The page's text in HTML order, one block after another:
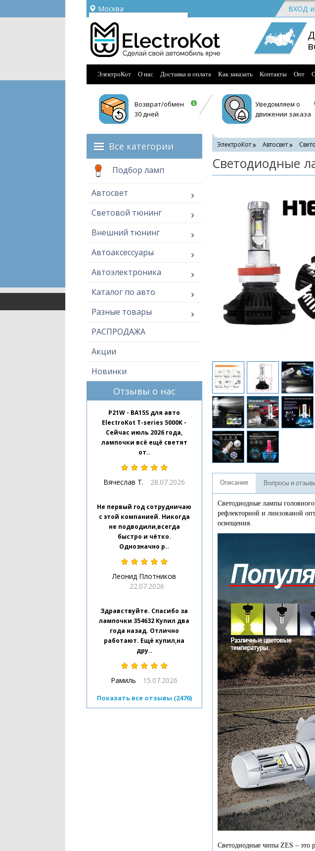
Москва
Ваш город —
Угадали?
ВХОД
ЭлектроКот О нас Доставка и оплата Как заказать Контакты Опт
Возврат/обмен
30 дней
Уведомляем о
движении заказа
Все категории
Подбор ламп
Автосвет
Световой тюнинг
Внешний тюнинг
Автоаксессуары
Автоэлектроника
Каталог по авто
Разные товары
РАСПРОДАЖА
Акции
Новинки
Отзывы о нас
P21W - BA15S для авто
ElectroKot T-series 5000K -
Сейчас июль 2026 года,
лампочки всё ещё светят
от..
Вячеслав Т. 28.07.2026
Не первый год сотрудничаю
с этой компанией. Никогда
не подводили,всегда
быстро и чётко.
Однозначно р..
Леонид Плотников
22.07.2026
Здравствуйте. Спасибо за
лампочки 354632 Купил два
года назад. Отлично
работают. Ещё купил,на
дру..
Рамиль 15.07.2026
Показать все отзывы (2476)
ЭлектроКот Автосвет
Светодиодные
Описание Вопросы и
Светодиодные лампы головного
рефлекторной и линзованой
освещения.
Светодиодные чипы ZES – это